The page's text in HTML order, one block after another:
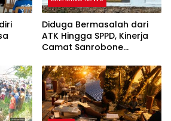
Diduga Bermasalah dari
ATK Hingga SPPD, Kinerja
Camat Sanrobone